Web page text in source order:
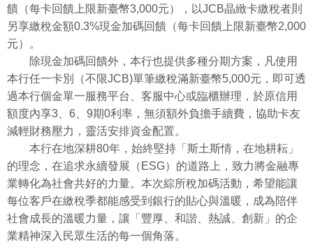
饋（每卡回饋上限新臺幣3,000元），以JCB晶緻卡繳稅者則
另享繳稅金額0.3%現金加碼回饋（每卡回饋上限新臺幣2,000
元）。
除現金加碼回饋外，本行也提供多種分期方案，凡使用
本行任一卡別（不限JCB)單筆繳稅滿新臺幣5,000元，即可透
過本行個金單一服務平台、客服中心或臨櫃辦理，於原信用
額度內享3、6、9期0利率，無須額外負擔手續費，協助卡友
減輕財務壓力，靈活安排資金配置。
本行在地深耕80年，始終堅持「斯土斯情，在地耕耘」
的理念，在追求永續發展（ESG）的道路上，致力將金融專
業轉化為社會共好的力量。本次綜所稅加碼活動，希望能讓
每位客戶在繳稅季都能感受到銀行的貼心與溫暖，成為陪伴
社會成長的溫暖力量，讓「豐厚、和諧、熱誠、創新」的企
業精神深入民眾生活的每一個角落。